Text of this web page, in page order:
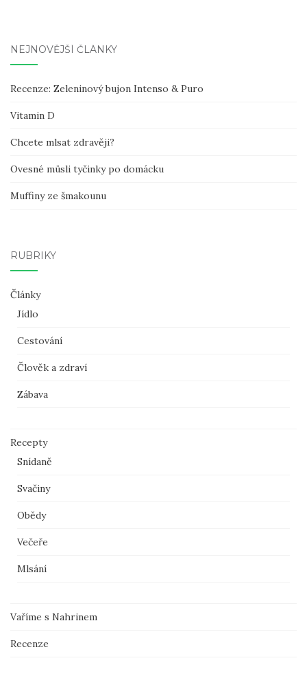
NEJNOVĚJŠÍ ČLÁNKY
Recenze: Zeleninový bujon Intenso & Puro
Vitamin D
Chcete mlsat zdravěji?
Ovesné müsli tyčinky po domácku
Muffiny ze šmakounu
RUBRIKY
Články
Jídlo
Cestování
Člověk a zdraví
Zábava
Recepty
Snídaně
Svačiny
Obědy
Večeře
Mlsání
Vaříme s Nahrinem
Recenze